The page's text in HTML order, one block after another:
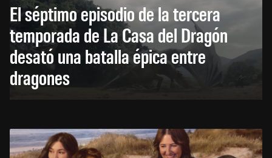
El séptimo episodio de la tercera
temporada de La Casa del Dragón
desató una batalla épica entre
dragones